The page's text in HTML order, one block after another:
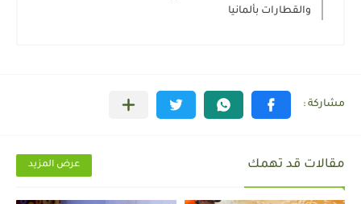
والقطارات بألمانيا
مقالات قد تهمك عرض المزيد